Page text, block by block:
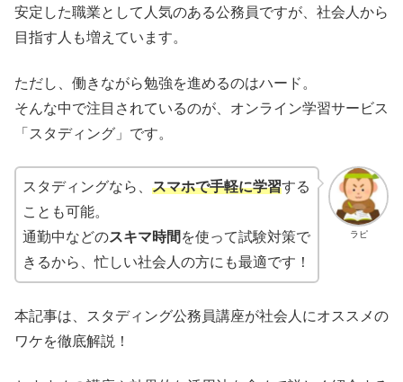
安定した職業として人気のある公務員ですが、社会人から
目指す人も増えています。
ただし、働きながら勉強を進めるのはハード。
そんな中で注目されているのが、オンライン学習サービス
「スタディング」です。
ラピ
スタディングなら、 スマホで手軽に学習する
ことも可能。
通勤中などのスキマ時間 を使って試験対策で
きるから、忙しい社会人の方にも最適です！
本記事は、スタディング公務員講座が社会人にオススメの
ワケを徹底解説！